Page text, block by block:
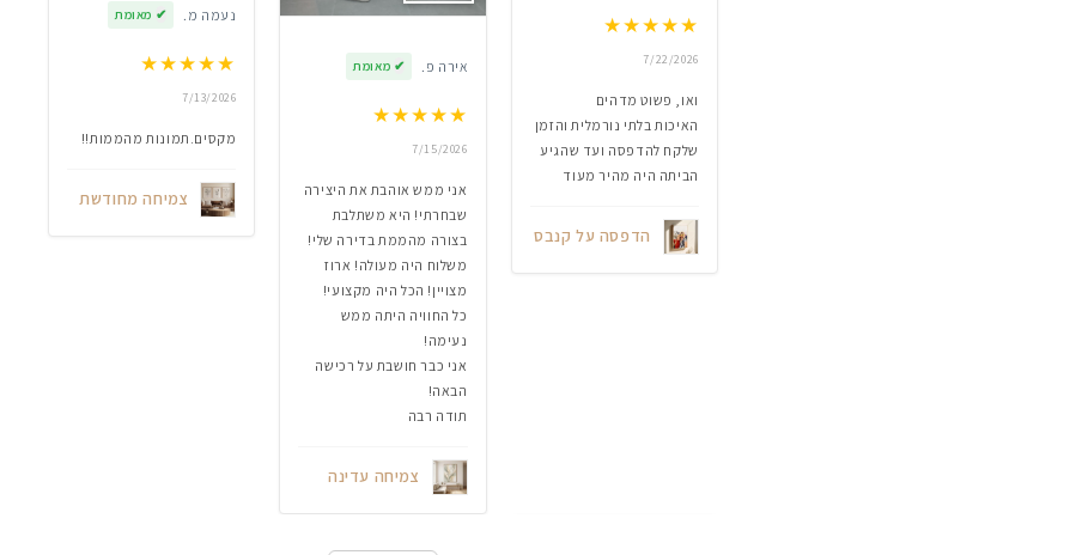
★★★★★
7/22/2026
ואו, פשוט מדהים
האיכות בלתי נורמלית והזמן
שלקח להדפסה ועד שהגיע
הביתה היה מהיר מעוד
הדפסה על קנבס
אירה פ. ✔ מאומת
★★★★★
7/15/2026
אני ממש אוהבת את היצירה
שבחרתי! היא משתלבת
בצורה מהממת בדירה שלי!
משלוח היה מעולה! ארוז
מצויין! הכל היה מקצועי!
כל החוויה היתה ממש
נעימה!
אני כבר חושבת על רכישה
הבאה!
תודה רבה
צמיחה עדינה
נעמה מ. ✔ מאומת
★★★★★
7/13/2026
מקסים.תמונות מהממות!!
צמיחה מחודשת